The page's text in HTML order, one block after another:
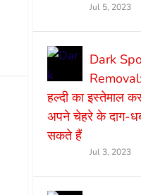
Jul 5, 2023
Dark
हल्दी का इस्तेमाल
अपने चेहरे के दाग-
सकते हैं
Jul 3, 2023